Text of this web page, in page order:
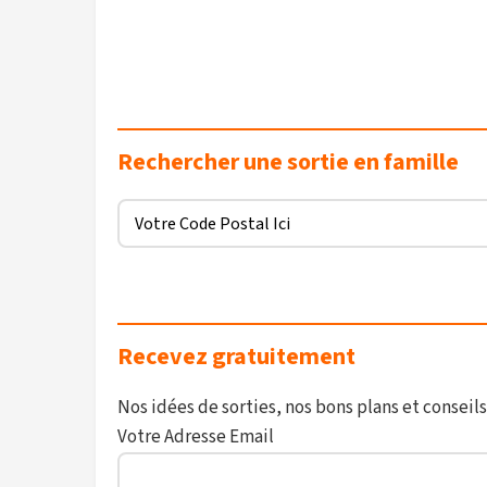
Rechercher une sortie en famille
Recevez gratuitement
Nos idées de sorties, nos bons plans et
Votre Adresse Email